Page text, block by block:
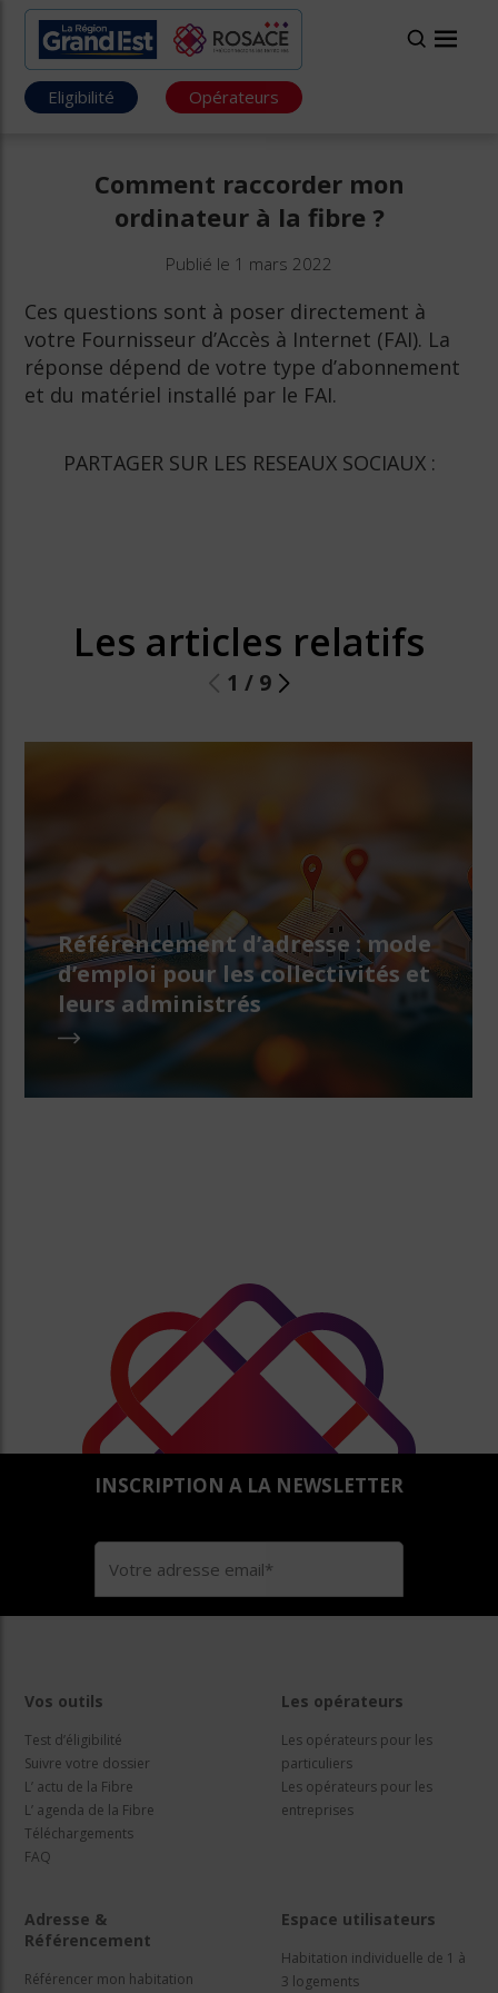
Eligibilité Opérateurs
Comment raccorder mon
ordinateur à la fibre ?
Publié le 1 mars 2022
Ces questions sont à poser directement à
votre Fournisseur d’Accès à Internet (FAI). La
réponse dépend de votre type d’abonnement
et du matériel installé par le FAI.
PARTAGER SUR LES RESEAUX SOCIAUX :
Les articles relatifs
1 / 9
Référencement d’adresse : mode
d’emploi pour les collectivités et
leurs administrés
INSCRIPTION A LA NEWSLETTER
Vos outils
Test d’éligibilité
Suivre votre dossier
L’ actu de la Fibre
L’ agenda de la Fibre
Téléchargements
FAQ
Les opérateurs
Les opérateurs pour les
particuliers
Les opérateurs pour les
entreprises
Adresse &
Référencement
Référencer mon habitation
Espace utilisateurs
Habitation individuelle de 1 à
3 logements